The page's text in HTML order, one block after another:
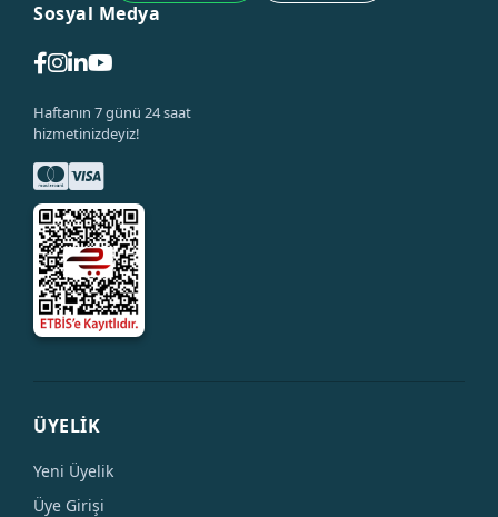
Sosyal Medya
Haftanın 7 günü 24 saat
hizmetinizdeyiz!
ÜYELİK
Yeni Üyelik
Üye Girişi